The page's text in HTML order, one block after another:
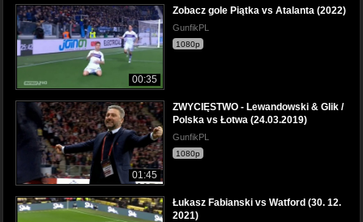
00:35
Zobacz gole Piątka vs Atalanta (2022)
GunfikPL
1080p
01:45
ZWYCIĘSTWO - Lewandowski & Glik /
Polska vs Łotwa (24.03.2019)
GunfikPL
1080p
Łukasz Fabianski vs Watford (30. 12.
2021)